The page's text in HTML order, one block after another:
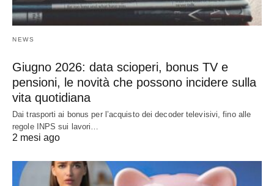
NEWS
Giugno 2026: data scioperi, bonus TV e
pensioni, le novità che possono incidere sulla
vita quotidiana
Dai trasporti ai bonus per l’acquisto dei decoder televisivi, fino alle
regole INPS sui lavori…
2 mesi ago